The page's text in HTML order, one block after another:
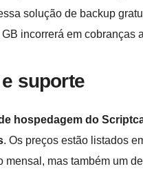
solução de backup
incorrerá em cobranças
suporte
hospedagem do
. Os preços estão listados
mensal, mas também um